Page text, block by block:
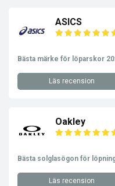
ASICS
Bästa märke för löparskor
Läs recension
Oakley
Bästa solglasögon för
Läs recension